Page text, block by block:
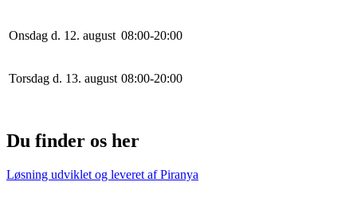
Onsdag d. 12. august 08:00-20:00
Torsdag d. 13. august 08:00-20:00
Du finder os her
Løsning udviklet og leveret afPiranya